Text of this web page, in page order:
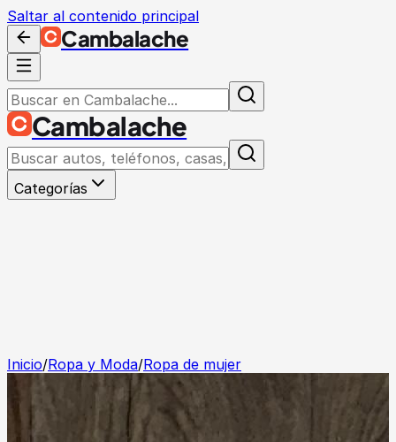
Saltar al contenido principal
Cambalache
Cambalache
Categorías
Inicio/Ropa y Moda/Ropa de mujer